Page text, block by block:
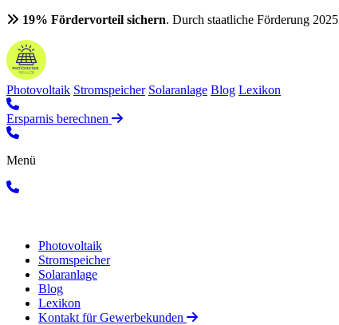
19% Fördervorteil sichern. Durch staatliche Förderung 2025
Photovoltaik Stromspeicher Solaranlage Blog Lexikon
Ersparnis berechnen
Menü
Photovoltaik
Stromspeicher
Solaranlage
Blog
Lexikon
Kontakt für Gewerbekunden